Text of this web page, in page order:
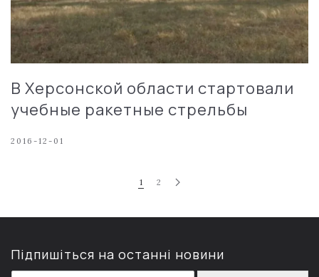
В Херсонской области стартовали
учебные ракетные стрельбы
2016-12-01
1 2
Підпишіться на останні новини